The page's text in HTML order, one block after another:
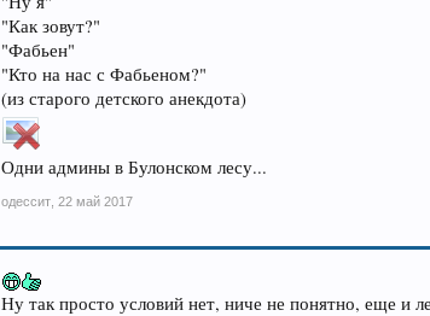
"Как зовут?"
"Фабьен"
"Кто на нас с Фабьеном?"
(из старого детского анекдота)
Одни админы в Булонском лесу...
одессит 22 май 2017
Ну так просто условий нет, ниче не понятно, еще и